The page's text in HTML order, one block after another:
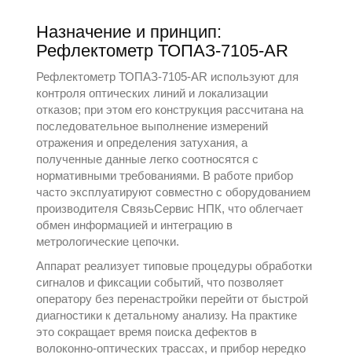
Назначение и принцип:
Рефлектометр ТОПАЗ-7105-AR
Рефлектометр ТОПАЗ-7105-AR используют для
контроля оптических линий и локализации
отказов; при этом его конструкция рассчитана на
последовательное выполнение измерений
отражения и определения затухания, а
полученные данные легко соотносятся с
нормативными требованиями. В работе прибор
часто эксплуатируют совместно с оборудованием
производителяСвязьСервис НПК, что облегчает
обмен информацией и интеграцию в
метрологические цепочки.
Аппарат реализует типовые процедуры обработки
сигналов и фиксации событий, что позволяет
оператору без перенастройки перейти от быстрой
диагностики к детальному анализу. На практике
это сокращает время поиска дефектов в
волоконно-оптических трассах, и прибор нередко